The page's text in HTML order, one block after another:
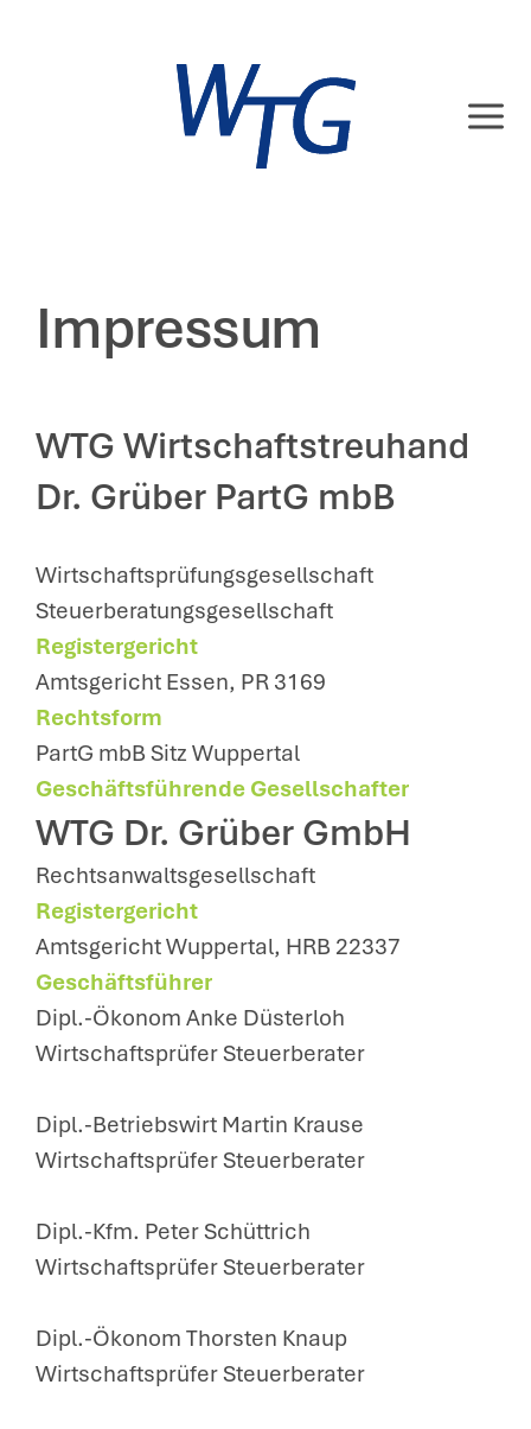
Impressum
WTG Wirtschaftstreuhand
Dr. Grüber PartG mbB
Wirtschaftsprüfungsgesellschaft
Steuerberatungsgesellschaft
Registergericht
Amtsgericht Essen, PR 3169
Rechtsform
PartG mbB Sitz Wuppertal
Geschäftsführende Gesellschafter
WTG Dr. Grüber GmbH
Rechtsanwaltsgesellschaft
Registergericht
Amtsgericht Wuppertal, HRB 22337
Geschäftsführer
Dipl.-Ökonom Anke Düsterloh
Wirtschaftsprüfer Steuerberater
Dipl.-Betriebswirt Martin Krause
Wirtschaftsprüfer Steuerberater
Dipl.-Kfm. Peter Schüttrich
Wirtschaftsprüfer Steuerberater
Dipl.-Ökonom Thorsten Knaup
Wirtschaftsprüfer Steuerberater